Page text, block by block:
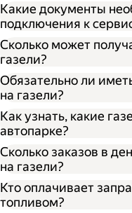
Какие документы
подключения к
Сколько может
газели?
Обязательно ли
на газели?
Как узнать, какие
автопарке?
Сколько заказов в
на газели?
Кто оплачивает
топливом?